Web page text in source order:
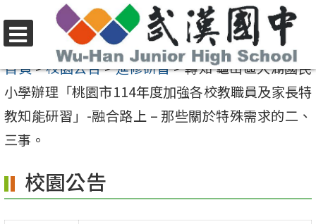
至
要
內
容
選
單
首頁>校園公告>進修研習>轉知 龜山區大湖國民
小學辦理「桃園市114年度加強各校教職員及家長特
教知能研習」-融合路上 – 那些關於特殊需求的二、
三事。
校園公告